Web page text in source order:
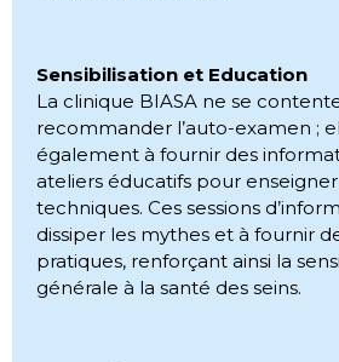
Sensibilisation et Education
La clinique BIASA ne se
recommander l’auto-examen ;
également à fournir des
ateliers éducatifs pour
techniques. Ces sessions
dissiper les mythes et à fournir
pratiques, renforçant ainsi la
générale à la santé des seins.